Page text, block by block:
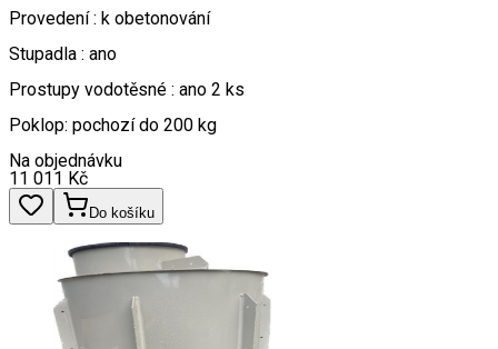
Provedení : k obetonování
Stupadla : ano
Prostupy vodotěsné : ano 2 ks
Poklop: pochozí do 200 kg
Na objednávku
11 011 Kč
Do košíku